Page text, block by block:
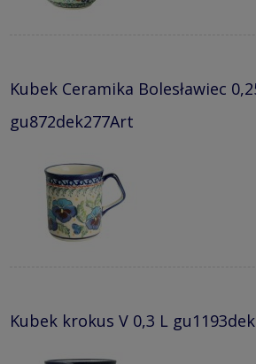
Kubek Ceramika Bolesławiec
gu872dek277Art
Kubek krokus V 0,3 L